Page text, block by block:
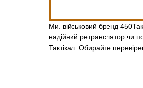
Ми, військовий бренд
надійний ретранслятор чи
Тактікал. Обирайте